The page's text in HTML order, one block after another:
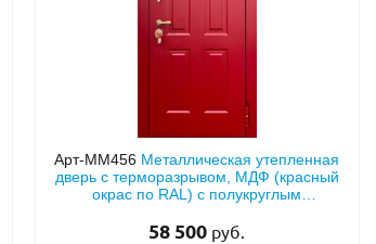
Арт-ММ456 Металлическая утепленная
дверь с терморазрывом, МДФ (красный
окрас по RAL) с полукруглым
58 500 руб.